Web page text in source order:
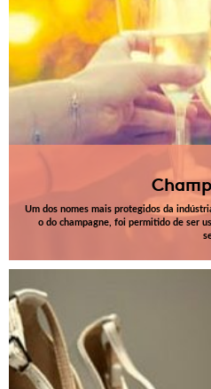
Um dos nomes mais protegidos da
o do champagne, foi permitido de ser